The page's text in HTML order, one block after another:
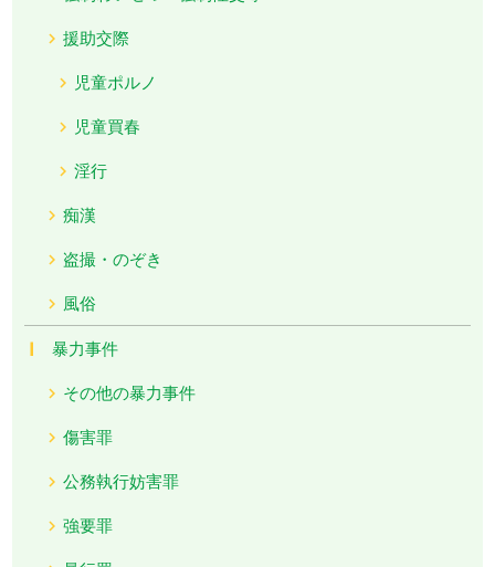
援助交際
児童ポルノ
児童買春
淫行
痴漢
盗撮・のぞき
風俗
暴力事件
その他の暴力事件
傷害罪
公務執行妨害罪
強要罪